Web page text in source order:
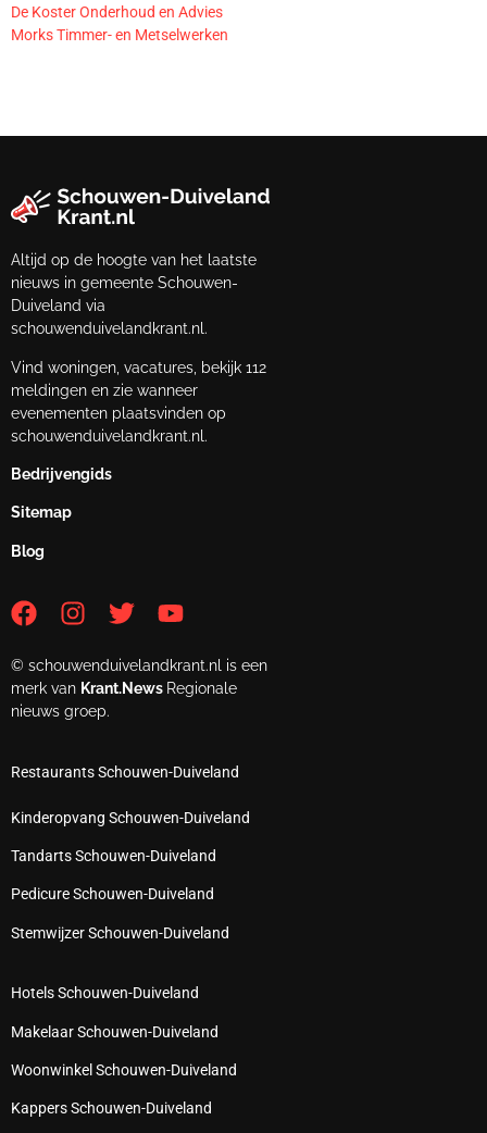
De Koster Onderhoud en Advies
Morks Timmer- en Metselwerken
Altijd op de hoogte van het laatste
nieuws in gemeente Schouwen-
Duiveland via
schouwenduivelandkrant.nl.
Vind woningen, vacatures, bekijk 112
meldingen en zie wanneer
evenementen plaatsvinden op
schouwenduivelandkrant.nl.
Bedrijvengids
Sitemap
Blog
© schouwenduivelandkrant.nl is een
merk van Krant.News Regionale
nieuws groep.
Restaurants Schouwen-Duiveland
Kinderopvang Schouwen-Duiveland
Tandarts Schouwen-Duiveland
Pedicure Schouwen-Duiveland
Stemwijzer Schouwen-Duiveland
Hotels Schouwen-Duiveland
Makelaar Schouwen-Duiveland
Woonwinkel Schouwen-Duiveland
Kappers Schouwen-Duiveland